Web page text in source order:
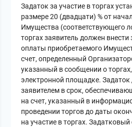
Задаток за участие в торгах
размере 20 (двадцати) % от
Имущества (соответствующего
торгах заявитель должен внести
оплаты приобретаемого
счет, определенный
указанный в сообщении о
электронной площадке.
заявителем в срок,
на счет, указанный в
проведении торгов до даты
на участие в торгах. Задатковый